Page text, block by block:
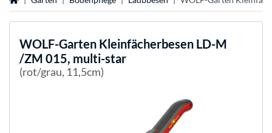
WOLF-Garten Kleinfächerbesen LD-M
/ZM 015, multi-star
(rot/grau, 11,5cm)